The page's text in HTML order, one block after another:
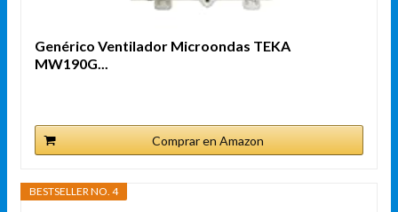
Genérico Ventilador Microondas TEKA
MW190G...
Comprar en Amazon
BESTSELLER NO. 4